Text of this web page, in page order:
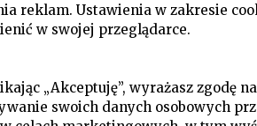
to
i twarzy naturalnej
kolaży i z
reklam. Ustawienia w zakresie
w swojej przeglądarce.
„Akceptuję”, wyrażasz zgodę na
swoich danych osobowych